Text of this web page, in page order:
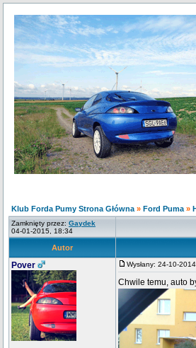
Klub Forda Pumy Strona Główna » Ford Puma »
Zamknięty przez: Gaydek
04-01-2015, 18:34
Autor
Pover Wysłany: 24-10-
Chwile temu, auto